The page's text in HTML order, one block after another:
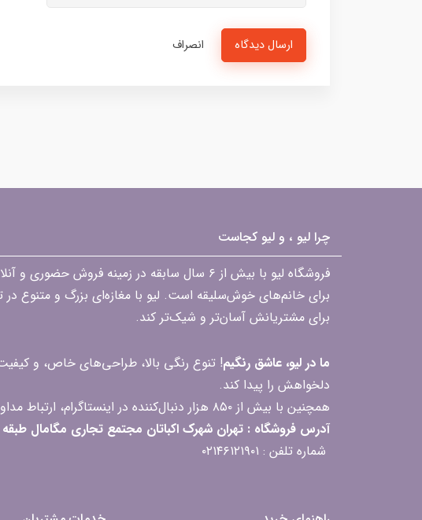
ارسال دیدگاه انصراف
چرا لیو ، و لیو کجاست
فروشگاه لیو با بیش از ۶ سال سابقه در زمینه
برای خانم‌های خوش‌سلیقه است. لیو با مغازه‌ای بزرگ و متنوع
برای مشتریانش آسان‌تر و شیک‌تر کند.
ما در لیو، عاشق رنگیم! تنوع رنگی بالا، طراحی‌های خاص، و
دلخواهش را پیدا کند.
همچنین با بیش از ۸۵۰ هزار دنبال‌کننده در اینستاگرام، ارتباط مداوم و پاسخ‌گویی به سؤالات و بازخوردهای شما را یکی از افتخارات‌مان می‌دانیم
آدرس فروشگاه : تهران شهرک اکباتان مجتمع تجاری مگامال طبقه F2 واحد 237-239 ( فروشگاه لیو هپی)
شماره تلفن : ۰۲۱۴۶۱۲۱۹۰۱